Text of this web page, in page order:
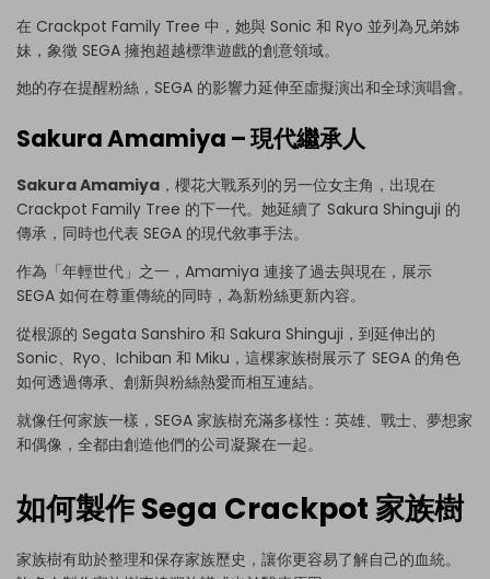
在 Crackpot Family Tree 中，她與 Sonic 和 Ryo 並列為兄弟姊
妹，象徵 SEGA 擁抱超越標準遊戲的創意領域。
她的存在提醒粉絲，SEGA 的影響力延伸至虛擬演出和全球演唱會。
Sakura Amamiya – 現代繼承人
Sakura Amamiya ，櫻花大戰系列的另一位女主角，出現在
Crackpot Family Tree 的下一代。她延續了 Sakura Shinguji 的
傳承，同時也代表 SEGA 的現代敘事手法。
作為「年輕世代」之一，Amamiya 連接了過去與現在，展示
SEGA 如何在尊重傳統的同時，為新粉絲更新內容。
從根源的 Segata Sanshiro 和 Sakura Shinguji，到延伸出的
Sonic、Ryo、Ichiban 和 Miku，這棵家族樹展示了 SEGA 的角色
如何透過傳承、創新與粉絲熱愛而相互連結。
就像任何家族一樣，SEGA 家族樹充滿多樣性：英雄、戰士、夢想家
和偶像，全都由創造他們的公司凝聚在一起。
如何製作 Sega Crackpot 家族樹
家族樹有助於整理和保存家族歷史，讓你更容易了解自己的血統。